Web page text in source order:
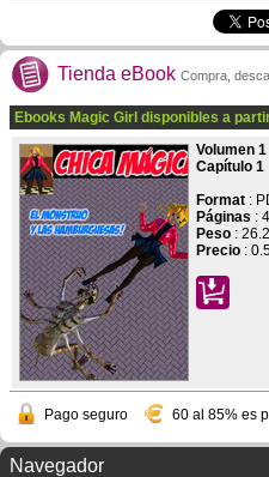
Tienda eBook Compra,
Ebooks Magic Girl disponibles a
Volumen 1
Capítulo 1
Format :
Páginas :
Peso :
Precio :
Pago seguro 60 al 85% es
Navegador